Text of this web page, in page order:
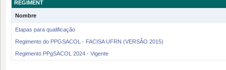
REGIMENT
Nombre
Etapas para qualificação
Regimento do PPGSACOL - FACISA UFRN (VERSÃO 2015)
Regimento PPgSACOL 2024 - Vigente